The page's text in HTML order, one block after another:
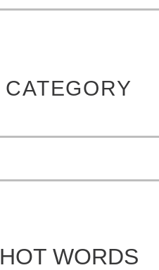
CATEGORY
HOT WORDS